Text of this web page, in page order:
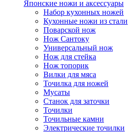
Японские ножи и аксессуары
Набор кухонных ножей
Кухонные ножи из стали
Поварской нож
Нож Сантоку
Универсальный нож
Нож для стейка
Нож топорик
Вилки для мяса
Точилка для ножей
Мусаты
Станок для заточки
Точилки
Точильные камни
Электрические точилки